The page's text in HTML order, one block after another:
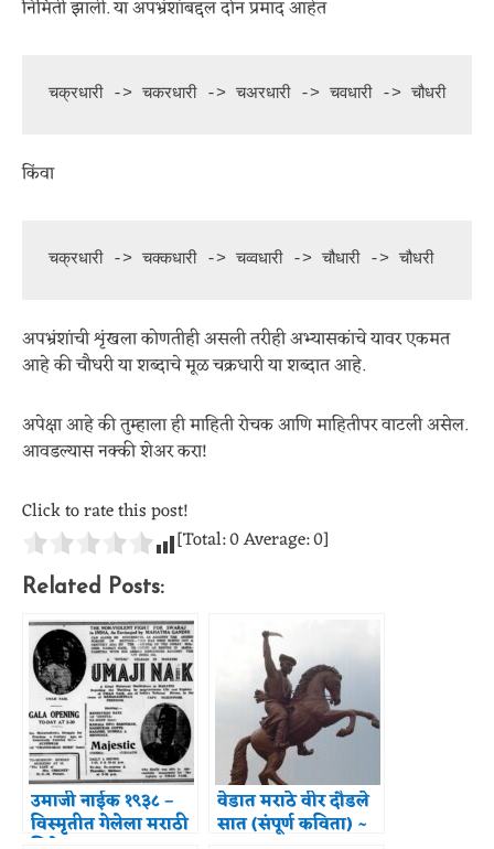
निर्मिती झाली. या अपभ्रंशांबद्दल दोन प्रमाद आहेत
चक्रधारी -> चकरधारी -> चअरधारी -> चवधारी -> चौधरी
किंवा
चक्रधारी -> चक्कधारी -> चव्वधारी -> चौधारी -> चौधरी
अपभ्रंशांची शृंखला कोणतीही असली तरीही अभ्यासकांचे यावर एकमत
आहे की चौधरी या शब्दाचे मूळ चक्रधारी या शब्दात आहे.
अपेक्षा आहे की तुम्हाला ही माहिती रोचक आणि माहितीपर वाटली असेल.
आवडल्यास नक्की शेअर करा!
Click to rate this post!
[Total:0Average:0]
Related Posts:
उमाजी नाईक १९३८ –
विस्मृतीत गेलेला मराठी
वेडात मराठे वीर दौडले
सात (संपूर्ण कविता) ~